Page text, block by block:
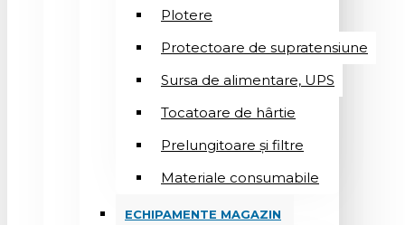
Plotere
Protectoare de supratensiune
Sursa de alimentare, UPS
Tocatoare de hârtie
Prelungitoare și filtre
Materiale consumabile
ECHIPAMENTE MAGAZIN